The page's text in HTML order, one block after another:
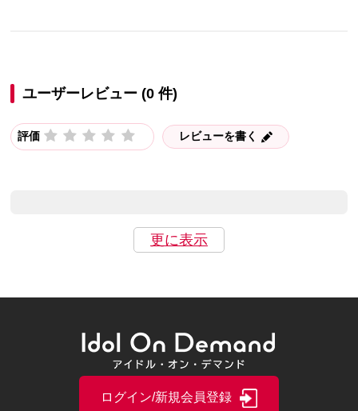
ユーザーレビュー (0 件)
評価 レビューを書く
更に表示
ログイン/新規会員登録